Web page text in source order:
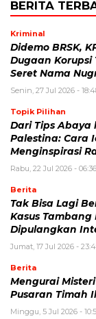
BERITA
Kriminal
Didemo BRSK,
Dugaan Korupsi
Seret Nama
Senin, 27 Jul 2026 -
Topik Pilihan
Dari Tips Abaya
Palestina: Cara
Menginspirasi
Rabu, 22 Jul 2026 -
Berita
Tak Bisa Lagi
Kasus Tambang
Dipulangkan
Jumat, 17 Jul 2026 -
Berita
Mengurai
Pusaran Timah
Minggu, 5 Jul 2026 -